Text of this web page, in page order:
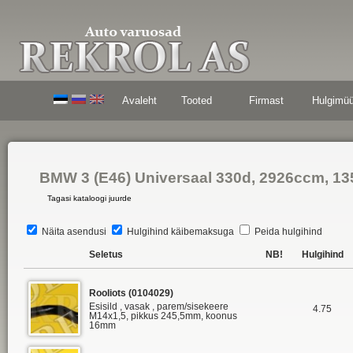
Avaleht Tooted Firmast
BMW 3 (E46) Universaal 330d, 2926ccm,
Tagasi kataloogi juurde
Näita asendusi Hulgihind käibemaksuga Peida hulgihind
Seletus NB! Hulgihind
Rooliots (0104029)
Esisild , vasak , parem/sisekeere
M14x1,5, pikkus 245,5mm, koonus
16mm
4.75